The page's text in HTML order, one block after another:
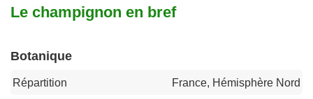
Le champignon en bref
Botanique
Répartition France, Hémisphère Nord